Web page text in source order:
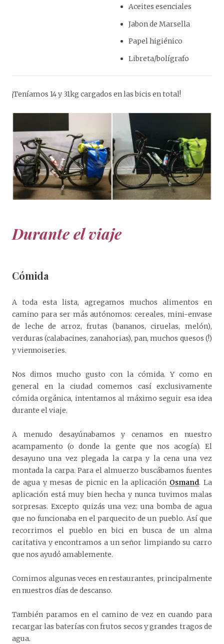
Aceites esenciales
Jabon de Marsella
Papel higiénico
Libreta/bolígrafo
¡Teníamos 14 y 31kg cargados en las bicis en total!
Durante el viaje
Cómida
A toda esta lista, agregamos muchos alimentos en
camino para ser más autónomos: cereales, mini-envase
de leche de arroz, frutas (bananos, ciruelas, melón),
verduras (calabacines, zanahorias), pan, muchos quesos (!)
y viennoiseries.
Nos dimos mucho gusto con la cómida. Y como en
general en la ciudad comemos casí exclusivamente
cómida orgánica, intentamos al máximo seguir esa idea
durante el viaje.
A menudo desayúnabamos y cenamos en nuestro
acampamento (o donde la gente que nos acogía). El
desayuno una vez plegada la carpa y la cena una vez
montada la carpa. Para el almuerzo buscábamos fuentes
de agua y mesas de picnic en la aplicación Osmand. La
aplicación está muy bien hecha y nunca tuvimos malas
sorpresas. Excepto quizás una vez: una bomba de agua
que no funcionaba en el parquecito de un pueblo. Así que
recorrimos el pueblo en bici en busca de un alma
caritativa y encontramos a un señor limpiando su carro
que nos ayudó amablemente.
Comimos algunas veces en restaurantes, principalmente
en nuestros días de descanso.
También paramos en el camino de vez en cuando para
recargar las baterías con frutos secos y grandes tragos de
agua.